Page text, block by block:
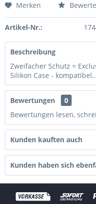
Merken
Artikel-Nr.:
Beschreibung
Zweifacher Schutz =
Silikon Case -
Bewertungen
0
Bewertungen lesen,
Kunden kauften auch
Kunden haben sich